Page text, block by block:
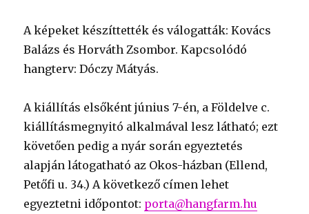
A képeket készíttették és válogatták: Kovács
Balázs és Horváth Zsombor. Kapcsolódó
hangterv: Dóczy Mátyás.
A kiállítás elsőként június 7-én, a Földelve c.
kiállításmegnyitó alkalmával lesz látható; ezt
követően pedig a nyár során egyeztetés
alapján látogatható az Okos-házban (Ellend,
Petőfi u. 34.) A következő címen lehet
egyeztetni időpontot: porta@hangfarm.hu